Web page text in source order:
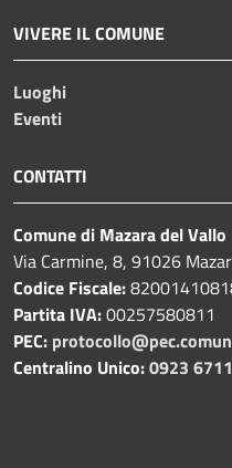
VIVERE IL COMUNE
Luoghi
Eventi
CONTATTI
Comune di Mazara del Vallo
Via Carmine, 8, 91026
Codice Fiscale:
Partita IVA:00257580811
PEC:
Centralino Unico:0923